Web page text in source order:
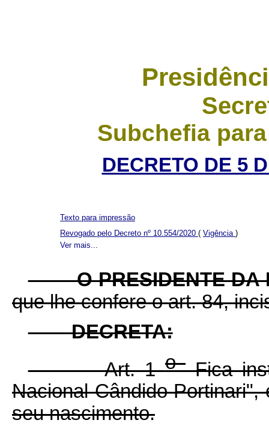
Subchefia
DECRETO DE 5
Ver mais...
Texto para impressão
Revogado pelo Decreto nº 10.554/2020 ( Vigência )
O PRESIDENTE DA
que lhe confere o art. 84,
DECRETA:
Art. 1oFica
Nacional Cândido
seu nascimento.